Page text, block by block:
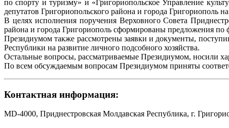
по спорту и туризму» и «Григориопольское Управление
депутатов Григориопольского района и города Григориополь
В целях исполнения поручения Верховного Совета
района и города Григориополь сформированы предложения по
Президиумом также рассмотрены заявки и документы,
Республики на развитие личного подсобного хозяйства.
Остальные вопросы, рассматриваемые Президиумом, носили
По всем обсуждаемым вопросам Президиумом приняты
Контактная информация:
MD-4000, Приднестровская Молдавская Республика, г.